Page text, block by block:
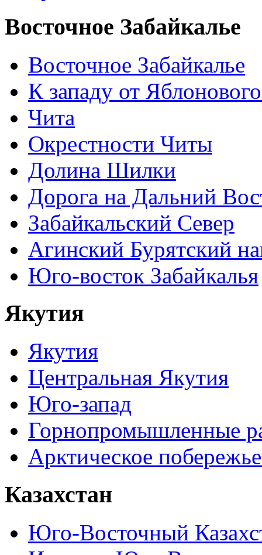
Восточное Забайкалье
Восточное Забайкалье
К западу от
Чита
Окрестности Читы
Долина Шилки
Дорога на Дальний
Забайкальский Север
Агинский Бурятский
Юго-восток Забайкалья
Якутия
Якутия
Центральная Якутия
Юго-запад
Горнопромышленные
Арктическое
Казахстан
Юго-Восточный